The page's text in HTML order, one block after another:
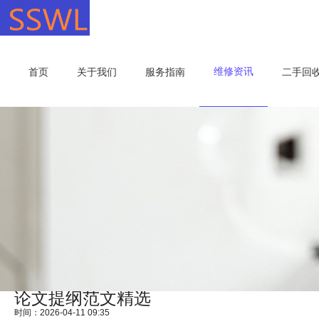
首页 关于我们 服务指南 维修资讯 二手回
论文提纲范文精选
时间：2026-04-11 09:35